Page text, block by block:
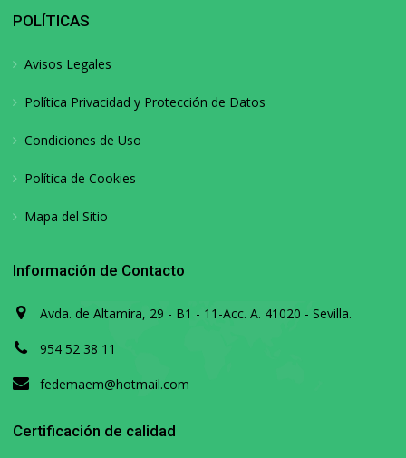
POLÍTICAS
Avisos Legales
Política Privacidad y Protección de Datos
Condiciones de Uso
Política de Cookies
Mapa del Sitio
Información de Contacto
Avda. de Altamira, 29 - B1 - 11-Acc. A. 41020 - Sevilla.
954 52 38 11
fedemaem@hotmail.com
Certificación de calidad